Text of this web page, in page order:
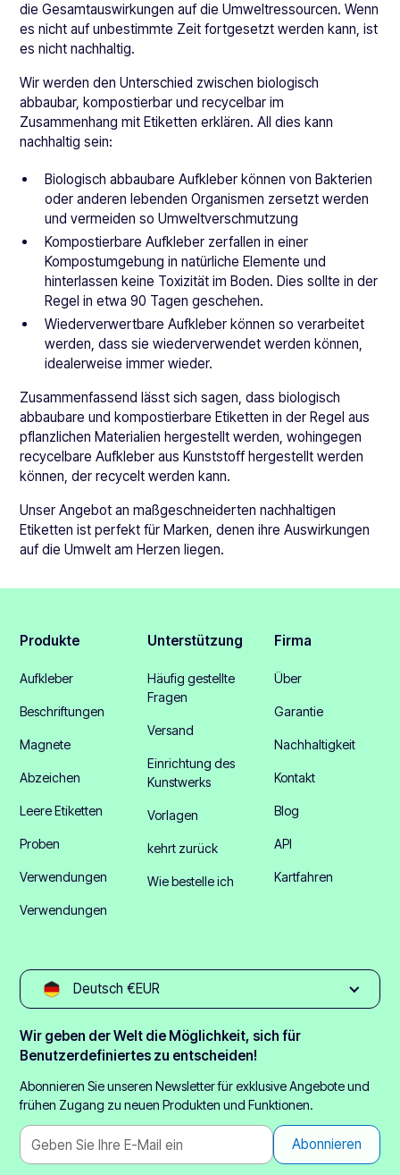
die Gesamtauswirkungen auf die Umweltressourcen. Wenn
es nicht auf unbestimmte Zeit fortgesetzt werden kann, ist
es nicht nachhaltig.
Wir werden den Unterschied zwischen biologisch
abbaubar, kompostierbar und recycelbar im
Zusammenhang mit Etiketten erklären. All dies kann
nachhaltig sein:
Biologisch abbaubare Aufkleber können von Bakterien
oder anderen lebenden Organismen zersetzt werden
und vermeiden so Umweltverschmutzung
Kompostierbare Aufkleber zerfallen in einer
Kompostumgebung in natürliche Elemente und
hinterlassen keine Toxizität im Boden. Dies sollte in der
Regel in etwa 90 Tagen geschehen.
Wiederverwertbare Aufkleber können so verarbeitet
werden, dass sie wiederverwendet werden können,
idealerweise immer wieder.
Zusammenfassend lässt sich sagen, dass biologisch
abbaubare und kompostierbare Etiketten in der Regel aus
pflanzlichen Materialien hergestellt werden, wohingegen
recycelbare Aufkleber aus Kunststoff hergestellt werden
können, der recycelt werden kann.
Unser Angebot an maßgeschneiderten nachhaltigen
Etiketten ist perfekt für Marken, denen ihre Auswirkungen
auf die Umwelt am Herzen liegen.
Produkte
Aufkleber
Beschriftungen
Magnete
Abzeichen
Leere Etiketten
Proben
Verwendungen
Verwendungen
Unterstützung
Häufig gestellte
Fragen
Versand
Einrichtung des
Kunstwerks
Vorlagen
kehrt zurück
Wie bestelle ich
Firma
Über
Garantie
Nachhaltigkeit
Kontakt
Blog
API
Kartfahren
Deutsch €EUR
Wir geben der Welt die Möglichkeit, sich für
Benutzerdefiniertes zu entscheiden!
Abonnieren Sie unseren Newsletter für exklusive Angebote und
frühen Zugang zu neuen Produkten und Funktionen.